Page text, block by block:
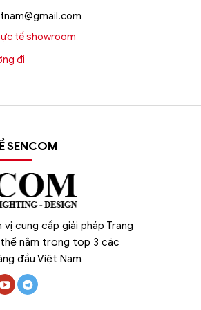
tế showroom
đi
SENCOM
vị cung cấp giải pháp Trang
nằm trong top 3 các
đầu Việt Nam